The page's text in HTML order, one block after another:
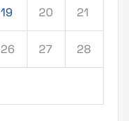
19 20 21
26 27 28